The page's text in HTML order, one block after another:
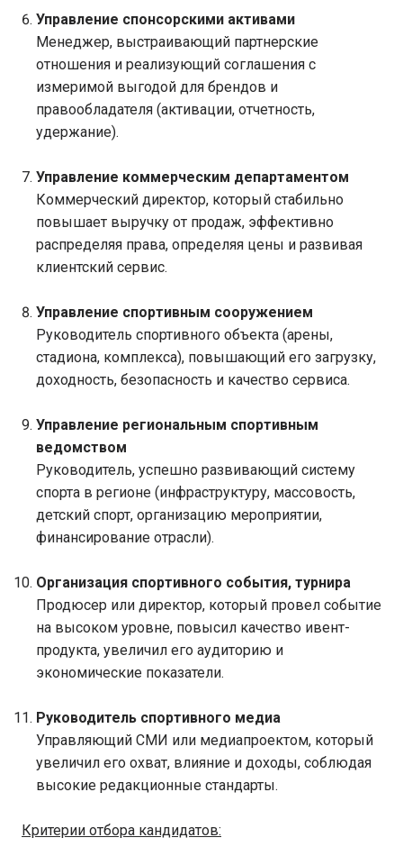
Управление спонсорскими активами
Менеджер, выстраивающий партнерские
отношения и реализующий соглашения с
измеримой выгодой для брендов и
правообладателя (активации, отчетность,
удержание).
Управление коммерческим департаментом
Коммерческий директор, который стабильно
повышает выручку от продаж, эффективно
распределяя права, определяя цены и развивая
клиентский сервис.
Управление спортивным сооружением
Руководитель спортивного объекта (арены,
стадиона, комплекса), повышающий его загрузку,
доходность, безопасность и качество сервиса.
Управление региональным спортивным
ведомством
Руководитель, успешно развивающий систему
спорта в регионе (инфраструктуру, массовость,
детский спорт, организацию мероприятии,
финансирование отрасли).
Организация спортивного события, турнира
Продюсер или директор, который провел событие
на высоком уровне, повысил качество ивент-
продукта, увеличил его аудиторию и
экономические показатели.
Руководитель спортивного медиа
Управляющий СМИ или медиапроектом, который
увеличил его охват, влияние и доходы, соблюдая
высокие редакционные стандарты.
Критерии отбора кандидатов: